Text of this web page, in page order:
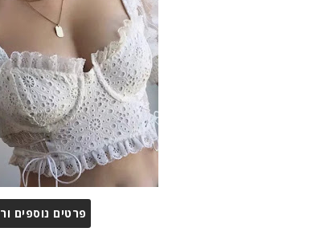
פרטים נוספים